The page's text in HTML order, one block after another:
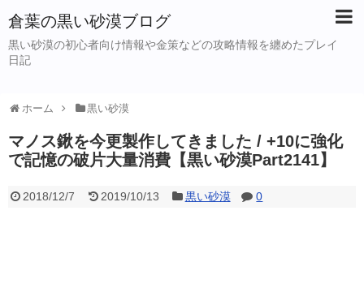
倉葉の黒い砂漠ブログ
黒い砂漠の初心者向け情報や金策などの攻略情報を纏めたプレイ
日記
ホーム 黒い砂漠
マノス鍬を今更製作してきました / +10に強化
で記憶の破片大量消費【黒い砂漠Part2141】
2018/12/7 2019/10/13 黒い砂漠 0